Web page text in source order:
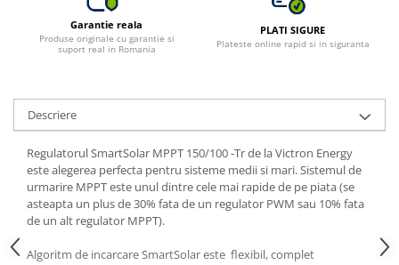
Garantie reala
Produse originale cu garantie si
suport real in Romania
PLATI SIGURE
Plateste online rapid si in siguranta
Descriere
Regulatorul SmartSolar MPPT 150/100 -Tr de la Victron Energy
este alegerea perfecta pentru sisteme medii si mari. Sistemul de
urmarire MPPT este unul dintre cele mai rapide de pe piata (se
asteapta un plus de 30% fata de un regulator PWM sau 10% fata
de un alt regulator MPPT).
Algoritm de incarcare SmartSolar este flexibil, complet